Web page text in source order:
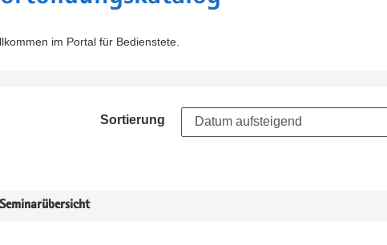
im Portal für Bedienstete.
Sortierung
Seminarübersicht